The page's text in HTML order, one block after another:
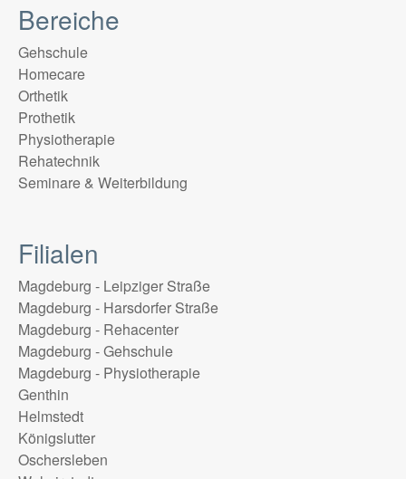
Bereiche
Gehschule
Homecare
Orthetik
Prothetik
Physiotherapie
Rehatechnik
Seminare & Weiterbildung
Filialen
Magdeburg - Leipziger Straße
Magdeburg - Harsdorfer Straße
Magdeburg - Rehacenter
Magdeburg - Gehschule
Magdeburg - Physiotherapie
Genthin
Helmstedt
Königslutter
Oschersleben